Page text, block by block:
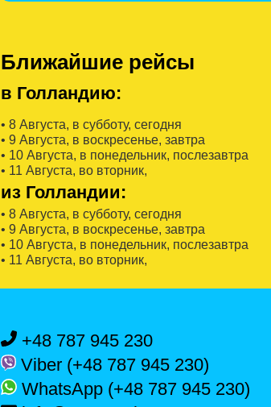
Ближайшие рейсы
в Голландию:
• 8 Августa, в субботу, сегодня
• 9 Августa, в воскресенье, завтра
• 10 Августa, в понедельник, послезавтра
• 11 Августa, во вторник,
из Голландии:
• 8 Августa, в субботу, сегодня
• 9 Августa, в воскресенье, завтра
• 10 Августa, в понедельник, послезавтра
• 11 Августa, во вторник,
+48 787 945 230
Viber (+48 787 945 230)
WhatsApp (+48 787 945 230)